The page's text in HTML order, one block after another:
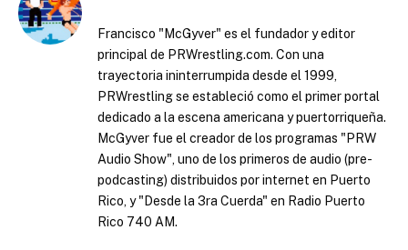
Francisco "McGyver" es el fundador y editor
principal de PRWrestling.com. Con una
trayectoria ininterrumpida desde el 1999,
PRWrestling se estableció como el primer portal
dedicado a la escena americana y puertorriqueña.
McGyver fue el creador de los programas "PRW
Audio Show", uno de los primeros de audio (pre-
podcasting) distribuidos por internet en Puerto
Rico, y "Desde la 3ra Cuerda" en Radio Puerto
Rico 740 AM.